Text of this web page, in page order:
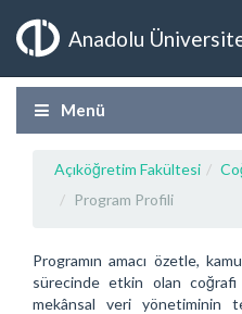
Anadolu
Menü
Açıköğretim Fakültesi
Program Profili
Programın amacı özetle,
sürecinde etkin olan
mekânsal veri yönetiminin